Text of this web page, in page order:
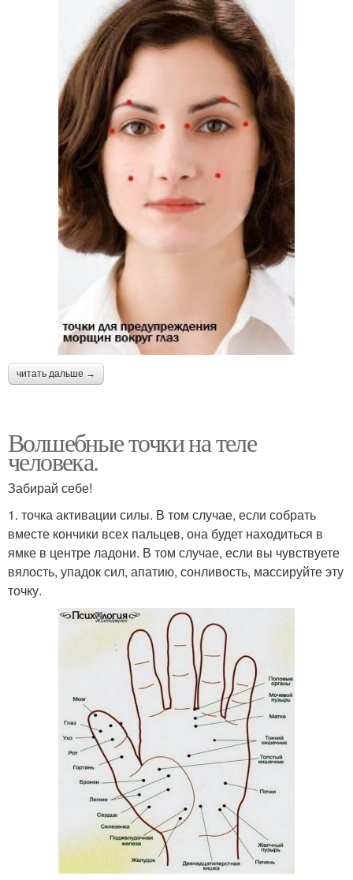
читать дальше →
Волшебные точки на теле
человека.
Забирай себе!
1. точка активации силы. В том случае, если собрать
вместе кончики всех пальцев, она будет находиться в
ямке в центре ладони. В том случае, если вы чувствуете
вялость, упадок сил, апатию, сонливость, массируйте эту
точку.